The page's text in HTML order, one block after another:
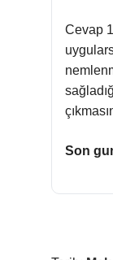
Cevap
Son